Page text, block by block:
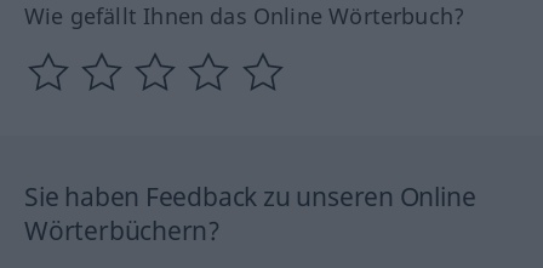
Wie gefällt Ihnen das Online Wörterbuch?
Sie haben Feedback zu unseren Online
Wörterbüchern?